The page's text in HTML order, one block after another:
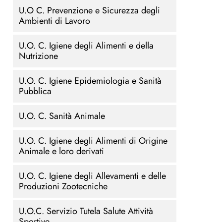
U.O C. Prevenzione e Sicurezza degli
Ambienti di Lavoro
U.O. C. Igiene degli Alimenti e della
Nutrizione
U.O. C. Igiene Epidemiologia e Sanità
Pubblica
U.O. C. Sanità Animale
U.O. C. Igiene degli Alimenti di Origine
Animale e loro derivati
U.O. C. Igiene degli Allevamenti e delle
Produzioni Zootecniche
U.O.C. Servizio Tutela Salute Attività